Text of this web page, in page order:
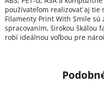
používateľom realizovať aj tie
Filamenty Print With Smile
spracovaním, širokou škálou
robí ideálnou voľbou pre